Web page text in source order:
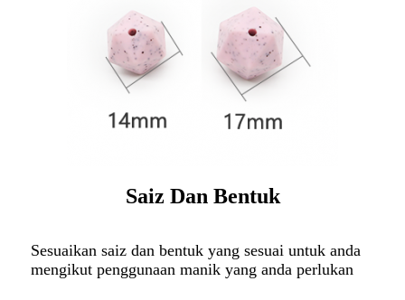
Saiz Dan Bentuk
Sesuaikan saiz dan bentuk yang sesuai untuk anda
mengikut penggunaan manik yang anda perlukan